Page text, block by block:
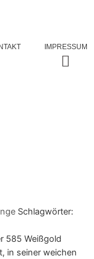
IMPRESSUM
Schlagwörter:
585 Weißgold
in seiner weichen